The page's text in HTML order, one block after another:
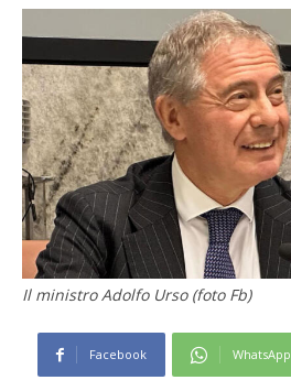
Il ministro Adolfo Urso (foto Fb)
Facebook WhatsApp